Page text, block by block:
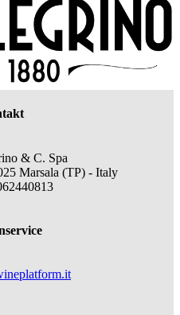
& C. Spa
Marsala (TP) - Italy